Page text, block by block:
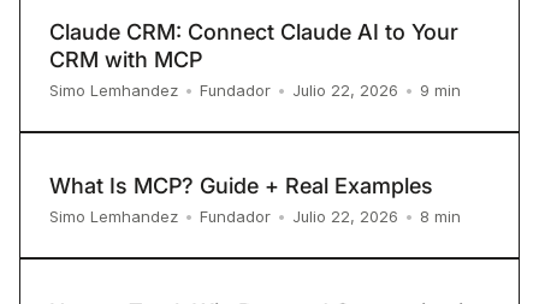
Claude CRM: Connect Claude AI to Your
CRM with MCP
Simo Lemhandez • Fundador • Julio 22, 2026 • 9 min
What Is MCP? Guide + Real Examples
Simo Lemhandez • Fundador • Julio 22, 2026 • 8 min